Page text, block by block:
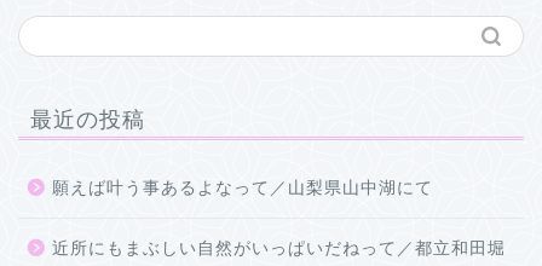
最近の投稿
願えば叶う事あるよなって／山梨県山中湖にて
近所にもまぶしい自然がいっぱいだねって／都立和田堀